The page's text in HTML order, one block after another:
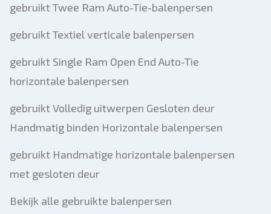
gebruikt Twee Ram Auto-Tie-balenpersen
gebruikt Textiel verticale balenpersen
gebruikt Single Ram Open End Auto-Tie
horizontale balenpersen
gebruikt Volledig uitwerpen Gesloten deur
Handmatig binden Horizontale balenpersen
gebruikt Handmatige horizontale balenpersen
met gesloten deur
Bekijk alle gebruikte balenpersen